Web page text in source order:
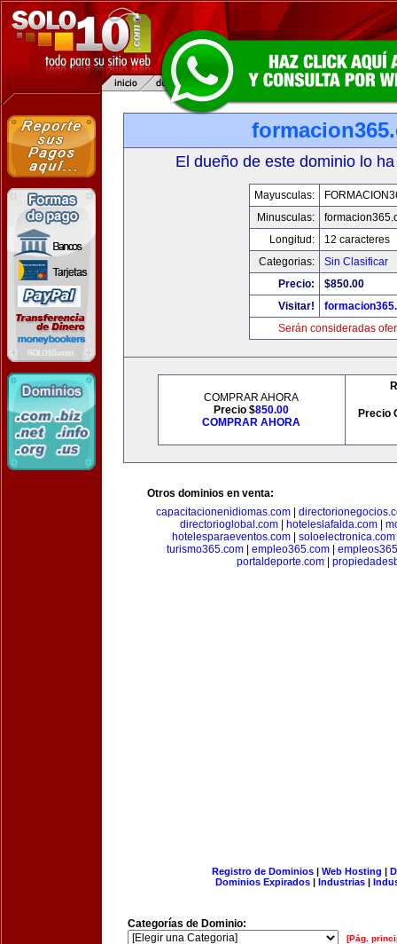
El dueño de este dominio lo
Mayusculas:
Minusculas:
Longitud:
12 caracteres
Categorias:
Sin Clasificar
Precio:
$850.00
Visitar!
Serán consideradas
COMPRAR AHORA
Precio $850.00
COMPRAR AHORA
Precio
Otros dominios en venta:
capacitacionenidiomas.com|
directorioglobal.com
hoteleslafalda.com
hotelesparaeventos.com
soloelectronica.com
turismo365.com| empleo365.com|
portaldeporte.com|
Registro de Dominios| Web Hosting |
Dominios Expirados | Industrias |
Categorías de Dominio:
[Pág.